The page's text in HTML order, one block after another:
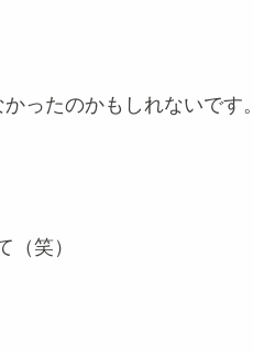
ったのかもしれないです。
笑）